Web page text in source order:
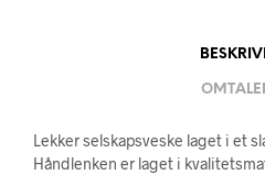
Lekker selskapsveske laget i et
Håndlenken er laget i